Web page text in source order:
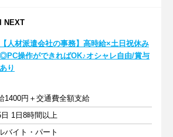
NEXT
【人材派遣会社の事務】高時給×土日祝休み
◎PC操作ができればOK♪オシャレ自由/賞与
あり
1400円＋交通費全額支給
1日8時間以上
バイト・パート